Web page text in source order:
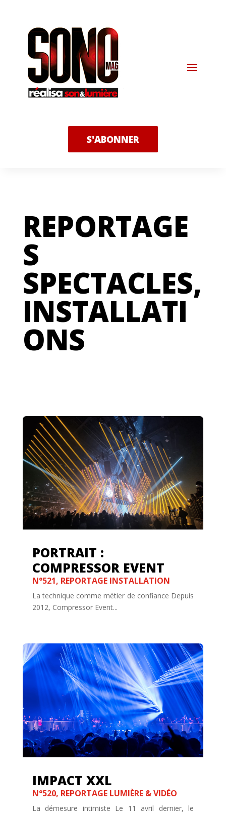
S'ABONNER
REPORTAGE
S
SPECTACLES,
INSTALLATI
ONS
PORTRAIT :
COMPRESSOR EVENT
N°521, REPORTAGE INSTALLATION
La technique comme métier de confiance Depuis
2012, Compressor Event...
IMPACT XXL
N°520, REPORTAGE LUMIÈRE & VIDÉO
La démesure intimiste Le 11 avril dernier, le